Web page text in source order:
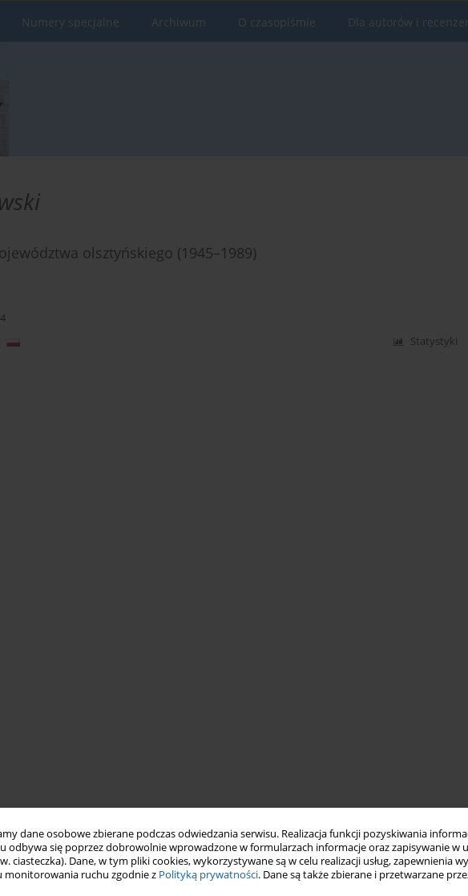
dane osobowe zbierane podczas odwiedzania serwisu. Realizacja funkcji pozyskiwania
odbywa się poprzez dobrowolnie wprowadzone w formularzach informacje oraz zapisywanie w
ciasteczka). Dane, w tym pliki cookies, wykorzystywane są w celu realizacji usług, zapewnienia
monitorowania ruchu zgodnie z Polityką prywatności. Dane są także zbierane i przetwarzane
Numery specjalne Archiwum O czasopiśmie Dla autorów i
olsztyńskiego (1945–1989)
Statystyki